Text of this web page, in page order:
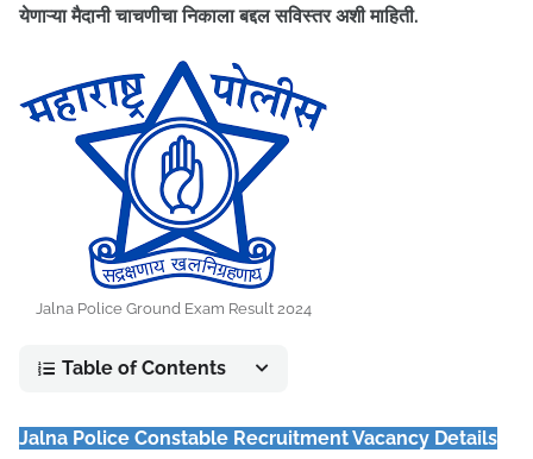
येणाऱ्या मैदानी चाचणीचा निकाला बद्दल सविस्तर अशी माहिती.
Jalna Police Ground Exam Result 2024
Table of Contents
Jalna Police Constable Recruitment Vacancy Details